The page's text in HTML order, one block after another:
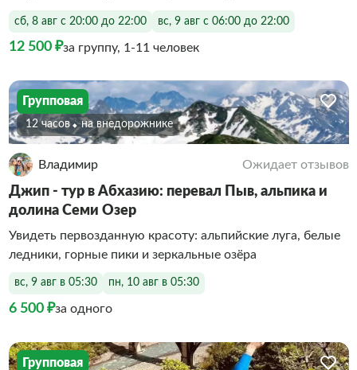
сб, 8 авг с 20:00 до 22:00 вс, 9 авг с 06:00 до 22:00
12 500 ₽за группу, 1-11 человек
Групповая
12 часов На внедорожнике
Владимир Ожидает отзывов
Джип - тур в Абхазию: перевал Пыв, альпика и
долина Семи Озер
Увидеть первозданную красоту: альпийские луга, белые
ледники, горные пики и зеркальные озёра
вс, 9 авг в 05:30 пн, 10 авг в 05:30
6 500 ₽за одного
Групповая